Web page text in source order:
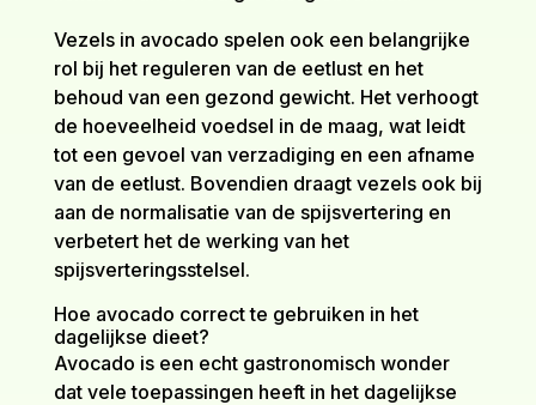
Vezels in avocado spelen ook een belangrijke
rol bij het reguleren van de eetlust en het
behoud van een gezond gewicht. Het verhoogt
de hoeveelheid voedsel in de maag, wat leidt
tot een gevoel van verzadiging en een afname
van de eetlust. Bovendien draagt vezels ook bij
aan de normalisatie van de spijsvertering en
verbetert het de werking van het
spijsverteringsstelsel.
Hoe avocado correct te gebruiken in het
dagelijkse dieet?
Avocado is een echt gastronomisch wonder
dat vele toepassingen heeft in het dagelijkse